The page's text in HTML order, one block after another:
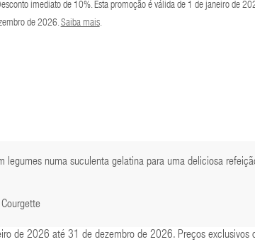
imediato de 10%. Esta promoção é válida de 1 de janeiro de
de 2026.Saiba mais.
legumes numa suculenta gelatina para uma deliciosa
de 2026 até 31 de dezembro de 2026. Preços exclusivos